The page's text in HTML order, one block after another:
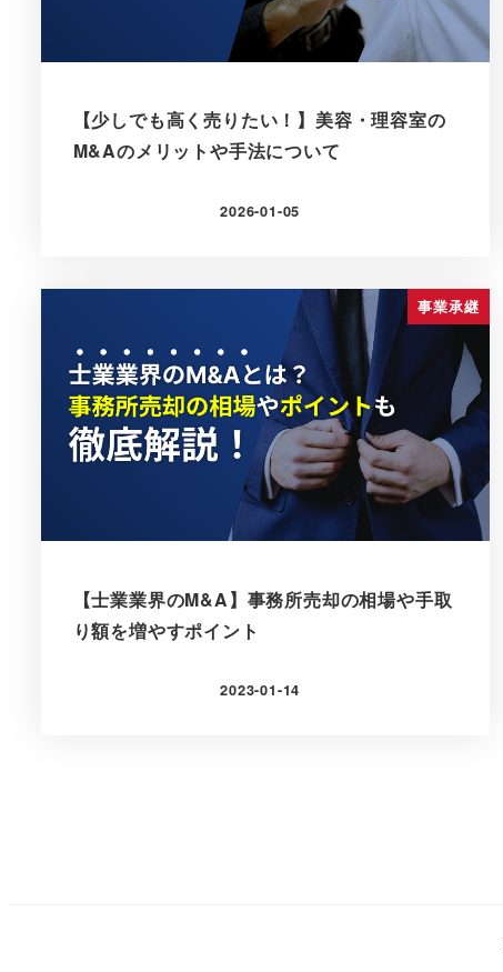
【少しでも高く売りたい！】美容・理容室の
M&Aのメリットや手法について
更新日
2026-01-05
事業承継
【士業業界のM&A】事務所売却の相場や手取
り額を増やすポイント
更新日
2023-01-14